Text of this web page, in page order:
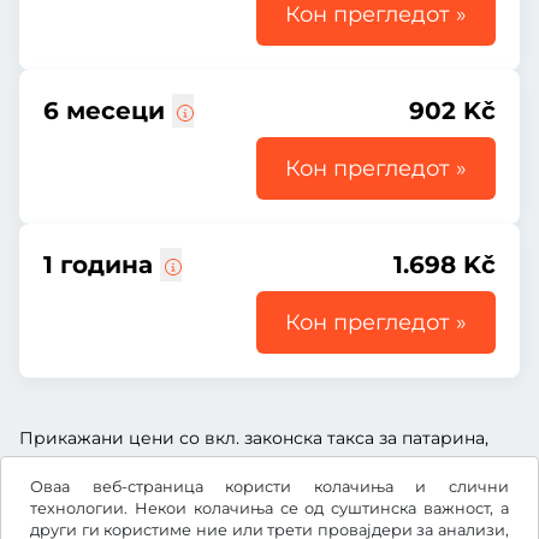
Оваа веб-страница користи колачиња и слични
технологии. Некои колачиња се од суштинска важност, а
други ги користиме ние или трети провајдери за анализи,
Кон прегледот »
6 месеци 902 Kč
Кон прегледот »
1 година 1.698 Kč
Кон прегледот »
Прикажани цени со вкл. законска такса за патарина,
вкл. надоместок за услуга и вкл. законски ДДВ.